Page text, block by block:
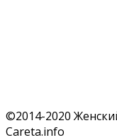
©2014-2020
Careta.info